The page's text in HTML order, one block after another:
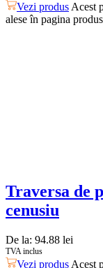
Vezi produs Acest
alese în pagina
Traversa de
cenusiu
De la: 94.88 lei
TVA inclus
Vezi produs Acest